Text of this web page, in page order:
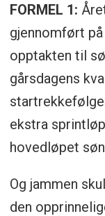
FORMEL 1:
gjennomført
opptakten til
gårsdagens
ekstra
hovedløpet
Og jammen
den